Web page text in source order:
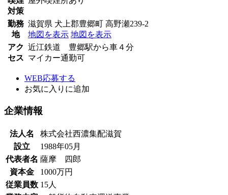
対策
勤務
地
滋賀県 犬上郡豊郷町 高野瀬239-2
地図を表示 地図を表示
アク
セス
近江鉄道 豊郷駅から車４分
マイカー通勤可
WEB応募する
お気に入り に追加
企業情報
法人名
株式会社西濃集配滋賀
設立
1988年05月
代表者名 薩摩 四郎
資本金
1000万円
従業員数 15人